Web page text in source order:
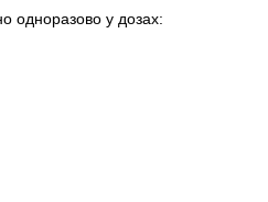
одноразово у дозах: